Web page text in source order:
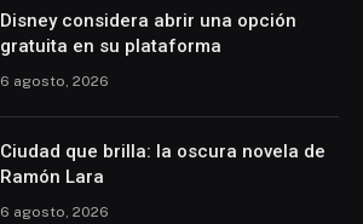
Disney considera abrir una opción
gratuita en su plataforma
6 agosto, 2026
Ciudad que brilla: la oscura novela de
Ramón Lara
6 agosto, 2026